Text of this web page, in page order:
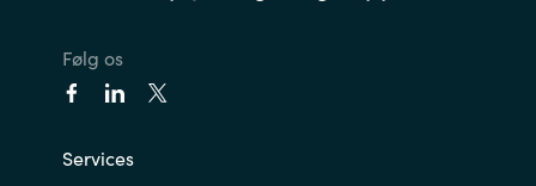
Følg os
Services